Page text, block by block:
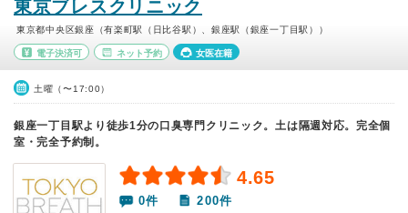
東京ブレスクリニック
東京都中央区銀座（有楽町駅（日比谷駅）、銀座駅（銀座一丁目駅））
電子決済可 ネット予約 女医在籍
土曜（〜17:00）
銀座一丁目駅より徒歩1分の口臭専門クリニック。土は隔週対応。完全個
室・完全予約制。
4.65
0件 200件